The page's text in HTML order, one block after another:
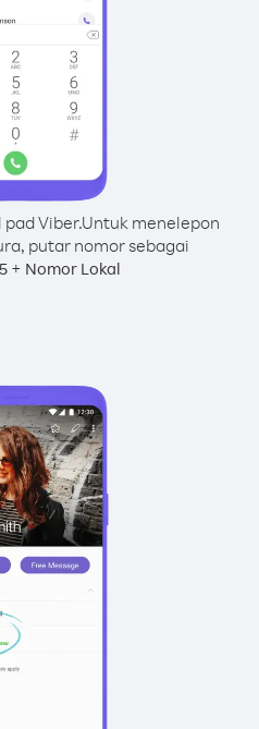
Viber.Untuk menelepon
putar nomor sebagai
+ Nomor Lokal